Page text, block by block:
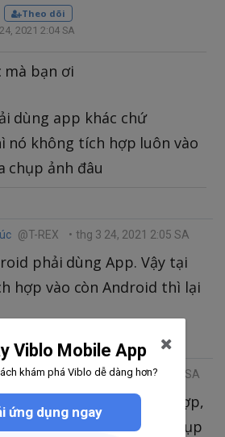
Theo dõi
2021 2:04 SA
bạn ơi
dùng app khác chứ
nó không tích hợp luôn vào
chụp ảnh đâu
@T-REX • thg 3 24, 2021 2:05 SA
phải dùng App. Vậy tại
hợp vào còn Android thì lại
• thg 3 24, 2021 2:09 SA
android k thích tích hợp,
tích hợp vào ứng dụng chụp
Viblo Mobile App
khám phá Viblo dễ dàng hơn?
ứng dụng ngay